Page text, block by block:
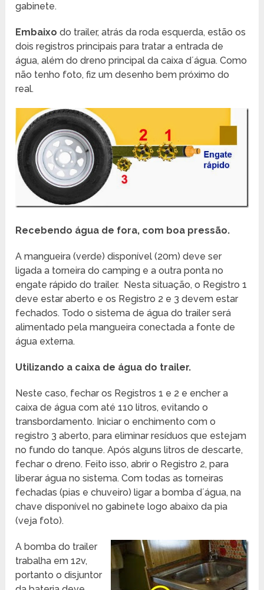
gabinete.
Embaixo do trailer, atrás da roda esquerda, estão os
dois registros principais para tratar a entrada de
água, além do dreno principal da caixa d´água. Como
não tenho foto, fiz um desenho bem próximo do
real.
Recebendo água de fora, com boa pressão.
A mangueira (verde) disponível (20m) deve ser
ligada a torneira do camping e a outra ponta no
engate rápido do trailer. Nesta situação, o Registro 1
deve estar aberto e os Registro 2 e 3 devem estar
fechados. Todo o sistema de água do trailer será
alimentado pela mangueira conectada a fonte de
água externa.
Utilizando a caixa de água do trailer.
Neste caso, fechar os Registros 1 e 2 e encher a
caixa de água com até 110 litros, evitando o
transbordamento. Iniciar o enchimento com o
registro 3 aberto, para eliminar resíduos que estejam
no fundo do tanque. Após alguns litros de descarte,
fechar o dreno. Feito isso, abrir o Registro 2, para
liberar água no sistema. Com todas as torneiras
fechadas (pias e chuveiro) ligar a bomba d´água, na
chave disponível no gabinete logo abaixo da pia
(veja foto).
A bomba do trailer
trabalha em 12v,
portanto o disjuntor